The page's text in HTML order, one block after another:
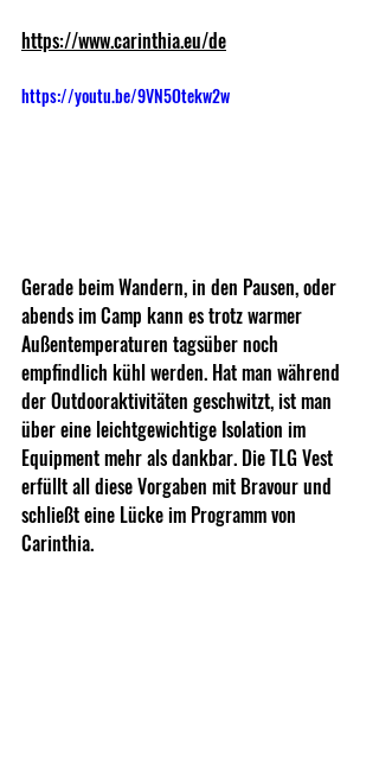
https://www.carinthia.eu/de
https://youtu.be/9VN5Otekw2w
Gerade beim Wandern, in den Pausen, oder
abends im Camp kann es trotz warmer
Außentemperaturen tagsüber noch
empfindlich kühl werden. Hat man während
der Outdooraktivitäten geschwitzt, ist man
über eine leichtgewichtige Isolation im
Equipment mehr als dankbar. Die TLG Vest
erfüllt all diese Vorgaben mit Bravour und
schließt eine Lücke im Programm von
Carinthia.